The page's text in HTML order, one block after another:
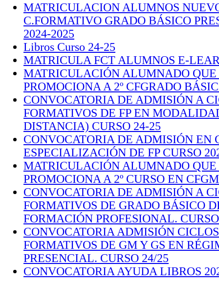
MATRICULACION ALUMNOS
C.FORMATIVO GRADO BÁSICO
2024-2025
Libros Curso 24-25
MATRICULA FCT ALUMNOS E-
MATRICULACIÓN ALUMNADO QUE
PROMOCIONA A 2º CFGRADO
CONVOCATORIA DE ADMISIÓN A
FORMATIVOS DE FP EN
DISTANCIA) CURSO 24-25
CONVOCATORIA DE ADMISIÓN EN
ESPECIALIZACIÓN DE FP CURSO
MATRICULACIÓN ALUMNADO QUE
PROMOCIONA A 2º CURSO EN
CONVOCATORIA DE ADMISIÓN A
FORMATIVOS DE GRADO BÁSICO
FORMACIÓN PROFESIONAL.
CONVOCATORIA ADMISIÓN CICLOS
FORMATIVOS DE GM Y GS EN
PRESENCIAL. CURSO 24/25
CONVOCATORIA AYUDA LIBROS